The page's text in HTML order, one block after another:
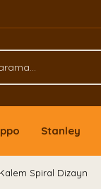
Stanley
Spiral Dizayn